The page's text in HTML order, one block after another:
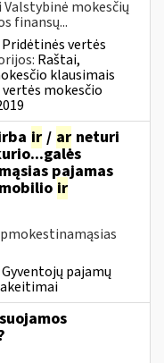
mokesčių
finansų...
Pridėtinės vertės
Raštai,
klausimais
mokesčio
ir / ar neturi
pajamas
ir
Gyventojų pajamų